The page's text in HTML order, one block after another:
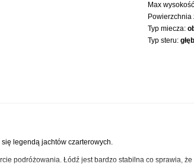
Max
Powierzchnia
Typ miecza:
Typ steru:
się legendą jachtów czarterowych.
podróżowania. Łódź jest bardzo stabilna co sprawia,